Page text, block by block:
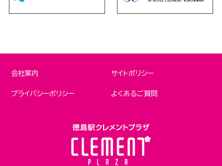
会社案内 サイトポリシー
プライバシーポリシー よくあるご質問